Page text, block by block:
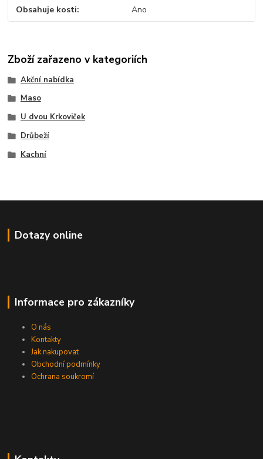
Obsahuje kosti Ano
Zboží zařazeno v kategoriích
Akční nabídka
Maso
U dvou Krkoviček
Drůbeží
Kachní
Dotazy online
Informace pro zákazníky
O nás
Kontakty
Jak nakupovat
Obchodní podmínky
Ochrana soukromí